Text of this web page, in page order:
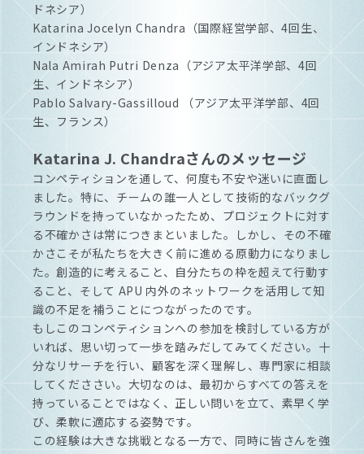
ドネシア）
Katarina Jocelyn Chandra（国際経営学部、4回生、
インドネシア）
Nala Amirah Putri Denza（アジア太平洋学部、4回
生、インドネシア）
Pablo Salvary-Gassilloud （アジア太平洋学部、4回
生、フランス）
Katarina J. Chandraさんのメッセージ
コンペティションを通して、何度も不安や迷いに直面し
ました。特に、チームの誰一人として技術的なバックグ
ラウンドを持っていなかったため、プロジェクトに対す
る不確かさは常につきまといました。しかし、その不確
かさこそが私たちを大きく前に進める原動力になりまし
た。創造的に考えること、自分たちの枠を超えて行動す
ること、そして APU 内外のネットワークを活用して知
識の不足を補うことにつながったのです。
もしこのコンペティションへの参加を検討している方が
いれば、思い切って一歩を踏みだしてみてください。十
分なリサーチを行い、顧客を深く理解し、専門家に相談
してくだささい。大切なのは、最初からすべての答えを
持っていることではなく、正しい問いを立て、素早く学
び、柔軟に適応する姿勢です。
この経験は大きな挑戦となる一方で、同時に皆さんを強